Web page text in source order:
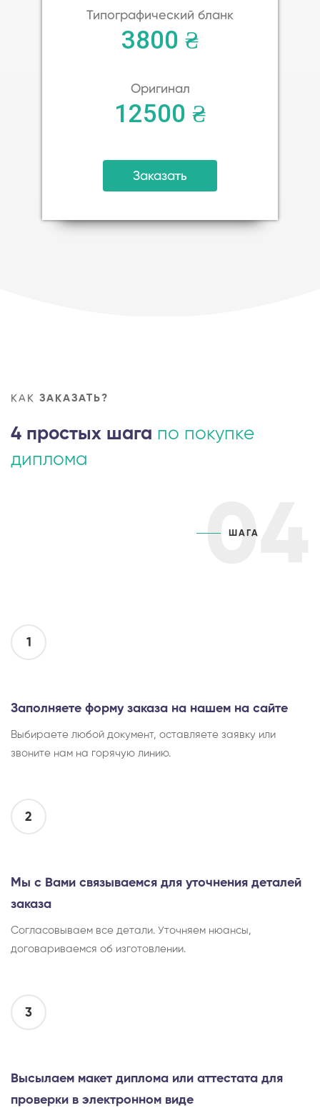
Типографический бланк
3800 ₴
Оригинал
12500 ₴
Заказать
КАК ЗАКАЗАТЬ?
4 простых шага по покупке
диплома
04
ШАГА
1
Заполняете форму заказа на нашем на сайте
Выбираете любой документ, оставляете заявку или
звоните нам на горячую линию.
2
Мы с Вами связываемся для уточнения деталей
заказа
Согласовываем все детали. Уточняем нюансы,
договариваемся об изготовлении.
3
Высылаем макет диплома или аттестата для
проверки в электронном виде